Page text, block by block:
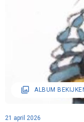
filter ALBUM
21 april 2026